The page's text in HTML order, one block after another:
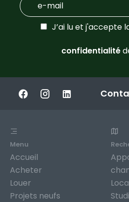
J’ai lu et j'accepte
confidentialité
Menu
Accueil
Acheter
Louer
Projets neufs